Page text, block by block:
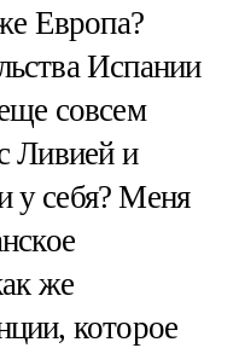
Европа?
Испании
совсем
Ливией и
у себя? Меня
же
которое